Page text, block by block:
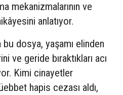
mekanizmalarının ve
anlatıyor.
dosya, yaşamı elinden
ve geride bıraktıkları acı
Kimi cinayetler
hapis cezası aldı,